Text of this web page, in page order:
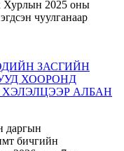
ЗАСГИЙН
ХООРОНД
АЛБАН